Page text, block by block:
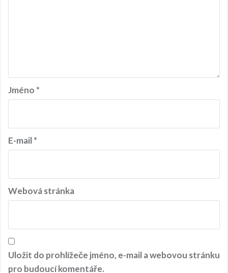
Jméno *
E-mail*
Webová stránka
Uložit do prohlížeče jméno, e-mail a webovou stránku
pro budoucí komentáře.